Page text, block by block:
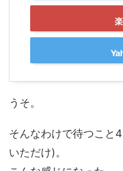
うそ。
そんなわけで待つこと
いただけ)。